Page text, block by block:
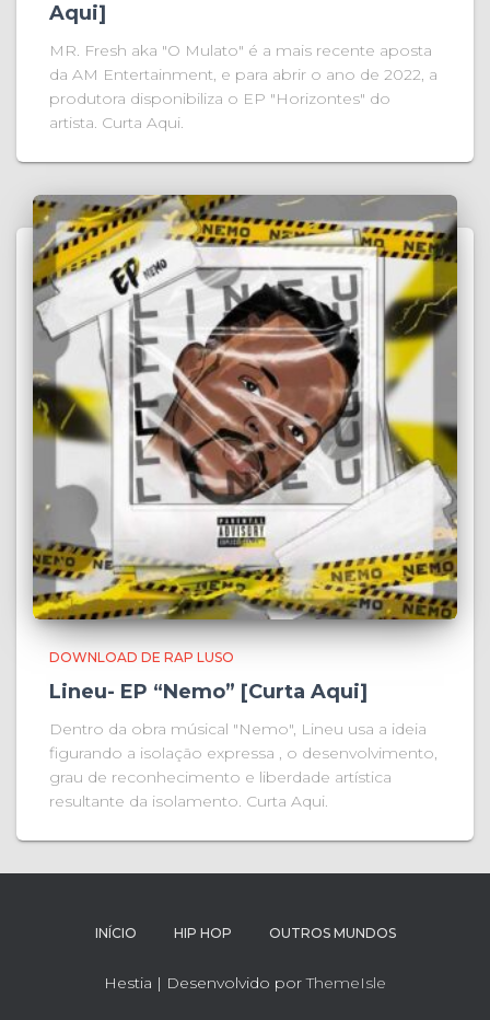
Aqui]
MR. Fresh aka "O Mulato" é a mais recente aposta
da AM Entertainment, e para abrir o ano de 2022, a
produtora disponibiliza o EP "Horizontes" do
artista. Curta Aqui.
DOWNLOAD DE RAP LUSO
Lineu- EP “Nemo” [Curta Aqui]
Dentro da obra músical "Nemo", Lineu usa a ideia
figurando a isolação expressa , o desenvolvimento,
grau de reconhecimento e liberdade artística
resultante da isolamento. Curta Aqui.
INÍCIO HIP HOP OUTROS MUNDOS
Hestia | Desenvolvido porThemeIsle